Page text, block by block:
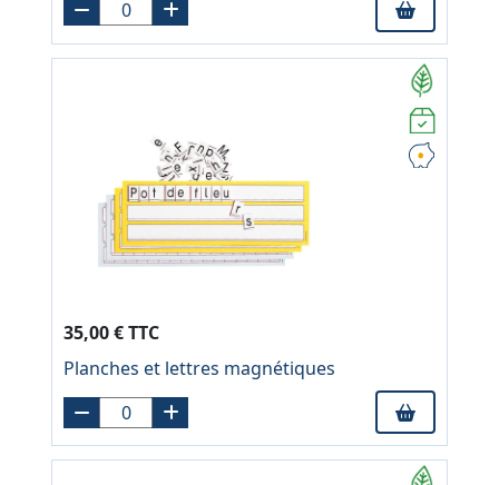
35,00 € TTC
Planches et lettres magnétiques